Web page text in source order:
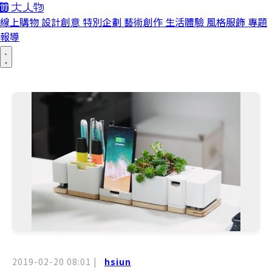
線上購物 設計創意 特別企劃 藝術創作 生活體驗 風格服飾 專題
報導
2019-02-20 08:01 | hsiun